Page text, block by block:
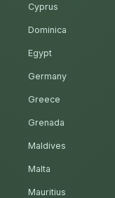
Cyprus
Dominica
Egypt
Germany
Greece
Grenada
Maldives
Malta
Mauritius